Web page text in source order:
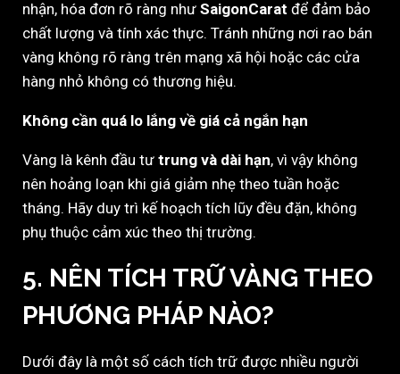
nhận, hóa đơn rõ ràng như SaigonCarat để đảm bảo
chất lượng và tính xác thực. Tránh những nơi rao bán
vàng không rõ ràng trên mạng xã hội hoặc các cửa
hàng nhỏ không có thương hiệu.
Không cần quá lo lắng về giá cả ngắn hạn
Vàng là kênh đầu tư trung và dài hạn, vì vậy không
nên hoảng loạn khi giá giảm nhẹ theo tuần hoặc
tháng. Hãy duy trì kế hoạch tích lũy đều đặn, không
phụ thuộc cảm xúc theo thị trường.
5. NÊN TÍCH TRỮ VÀNG THEO
PHƯƠNG PHÁP NÀO?
Dưới đây là một số cách tích trữ được nhiều người